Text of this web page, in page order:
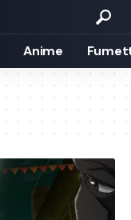
Anime